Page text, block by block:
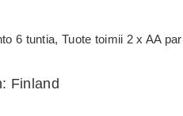
6 tuntia, Tuote toimii 2 x AA
Finland